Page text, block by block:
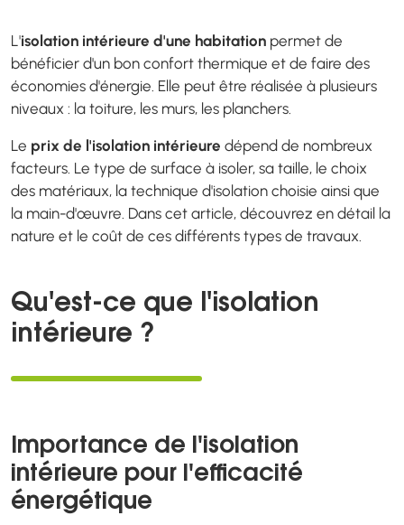
L'isolation intérieure d'une habitation permet de
bénéficier d'un bon confort thermique et de faire des
économies d'énergie. Elle peut être réalisée à plusieurs
niveaux : la toiture, les murs, les planchers.
Le prix de l'isolation intérieure dépend de nombreux
facteurs. Le type de surface à isoler, sa taille, le choix
des matériaux, la technique d'isolation choisie ainsi que
la main-d'œuvre. Dans cet article, découvrez en détail la
nature et le coût de ces différents types de travaux.
Qu'est-ce que l'isolation
intérieure ?
Importance de l'isolation
intérieure pour l'efficacité
énergétique